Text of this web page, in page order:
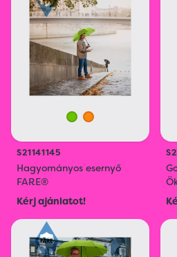
S21141145
Hagyományos esernyő
FARE®
Kérj ajánlatot!